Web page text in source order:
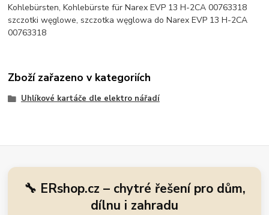
Kohlebürsten, Kohlebürste für Narex EVP 13 H-2CA 00763318
szczotki węglowe, szczotka węglowa do Narex EVP 13 H-2CA
00763318
Zboží zařazeno v kategoriích
Uhlíkové kartáče dle elektro nářadí
🔧 ERshop.cz – chytré řešení pro dům,
dílnu i zahradu